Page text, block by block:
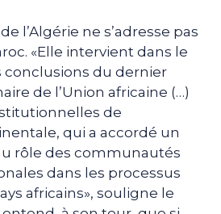
l’Algérie ne s’adresse pas
«Elle intervient dans le
du dernier
de l’Union africaine (…)
de
qui a accordé un
rôle des communautés
dans les processus
africains», souligne le